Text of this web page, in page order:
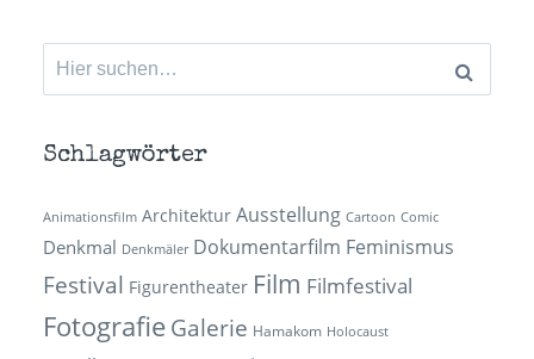
Suchen
nach:
Schlagwörter
Animationsfilm Architektur Ausstellung Cartoon Comic
Denkmal Denkmäler Dokumentarfilm Feminismus
Festival Figurentheater Film Filmfestival
Fotografie Galerie Hamakom Holocaust